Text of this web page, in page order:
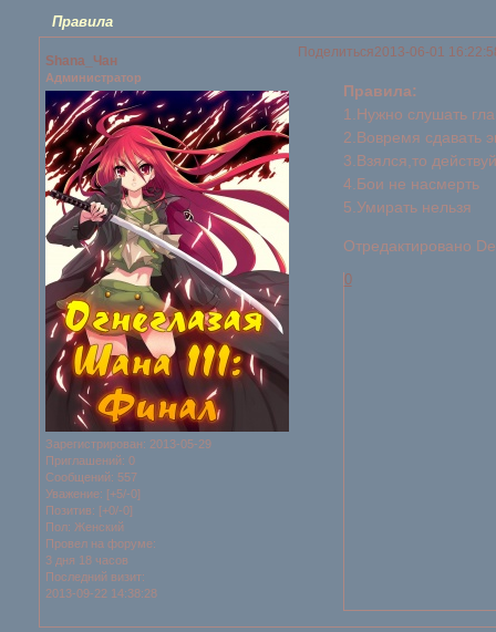
Правила
Поделиться2013-06-01
Shana_Чан
Администратор
Зарегистрирован: 2013-05-29
Приглашений: 0
Сообщений: 557
Уважение: [+5/-0]
Позитив: [+0/-0]
Пол: Женский
Провел на форуме:
3 дня 18 часов
Последний визит:
2013-09-22 14:38:28
Правила:
1.Нужно слушать
2.Вовремя сдавать
3.Взялся,то
4.Бои не насмерть
5.Умирать нельзя
Отредактировано
0